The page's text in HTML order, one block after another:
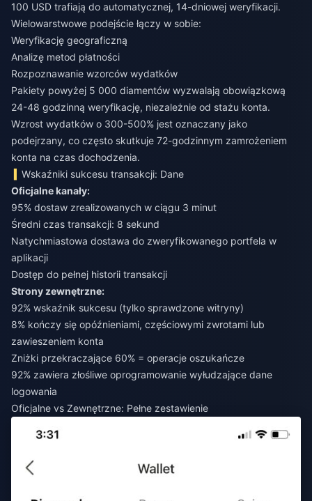
100 USD trafiają do automatycznej, 14-dniowej weryfikacji.
Wielowarstwowe podejście łączy w sobie:
Weryfikację geograficzną
Analizę metod płatności
Rozpoznawanie wzorców wydatków
Pakiety powyżej 5 000 diamentów wyzwalają obowiązkową
24-48 godzinną weryfikację, niezależnie od stażu konta.
Wzrost wydatków o 300-500% jest oznaczany jako
podejrzany, co często skutkuje 72-godzinnym zamrożeniem
konta na czas dochodzenia.
Wskaźniki sukcesu transakcji: Dane
Oficjalne kanały:
95% dostaw zrealizowanych w ciągu 3 minut
Średni czas transakcji: 8 sekund
Natychmiastowa dostawa do zweryfikowanego portfela w
aplikacji
Dostęp do pełnej historii transakcji
Strony zewnętrzne:
92% wskaźnik sukcesu (tylko sprawdzone witryny)
8% kończy się opóźnieniami, częściowymi zwrotami lub
zawieszeniem konta
Zniżki przekraczające 60% = operacje oszukańcze
92% zawiera złośliwe oprogramowanie wyłudzające dane
logowania
Oficjalne vs Zewnętrzne: Pełne zestawienie